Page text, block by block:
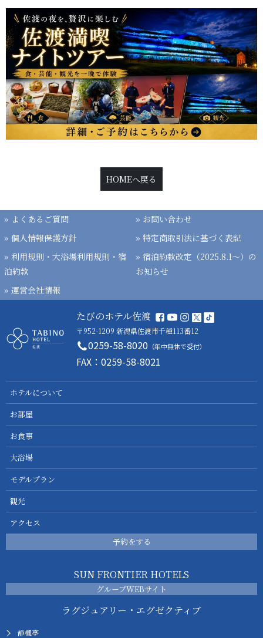
HOMEへ戻る
» よくあるご質問
» お問い合わせ
» 個人情報保護方針
» 特定商取引法に基づく表記
» 利用規則・大浴場利用規則・宿
泊約款
» 宿泊約款改定（2025.8.1〜）の
お知らせ
» 運営会社情報
たびのホテル佐渡
〒952-1209 新潟県佐渡市千種113番12
0259-58-8020 （年中無休で受付）
FAX：0259-58-8021
ホテルについて
お部屋
お食事
大浴場
モデルプラン
観光
アクセス
予約をする
SUN FRONTIER HOTELS
グループWEBサイト
ラグジュアリー・エグゼクティブ
静楓亭